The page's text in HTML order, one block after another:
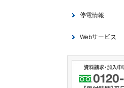
停電情報
Webサービス